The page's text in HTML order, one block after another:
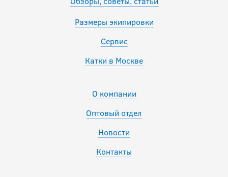
Размеры экипировки
Сервис
Катки в Москве
О компании
Оптовый отдел
Новости
Контакты